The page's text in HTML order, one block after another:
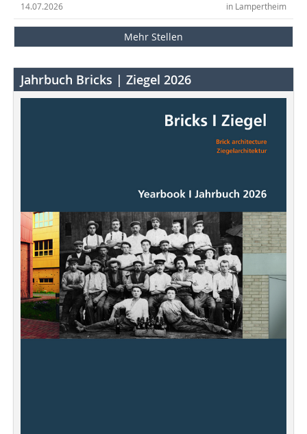
in Lampertheim
14.07.2026
Mehr Stellen
Jahrbuch Bricks | Ziegel 2026